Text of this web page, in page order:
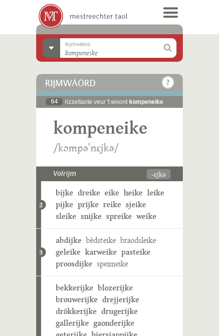
Rijmwäörd
RIJMWÄÖRD
64 rizzeltaote veur 't woord kompeneike
kompeneike
/kɔmpəˈnɛjkə/
Volrijm -ɛjkə
2
bijke dreike eike heike leike
pijke prijke reike sjeike
sleike snijke spreike weike
3
abdijke bèdsteike braodsleike
geleike karweike pasteike
proosdijke speimeike
bekkerijke blozerijke
brouwerijke drejjerijke
drökkerijke drugerijke
gallerijke gaonderijke